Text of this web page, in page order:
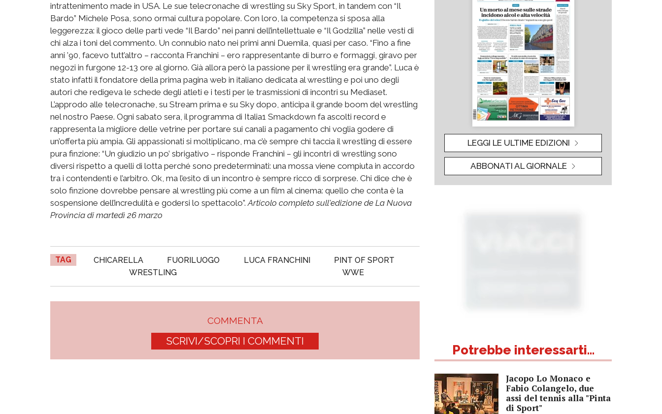
intrattenimento made in USA. Le sue telecronache di wrestling su Sky Sport, in tandem con “Il
Bardo” Michele Posa, sono ormai cultura popolare. Con loro, la competenza si sposa alla
leggerezza: il gioco delle parti vede “Il Bardo” nei panni dell’intellettuale e “Il Godzilla” nelle vesti di
chi alza i toni del commento. Un connubio nato nei primi anni Duemila, quasi per caso. “Fino a fine
anni ’90, facevo tutt’altro – racconta Franchini – ero rappresentante di burro e formaggi, giravo per
negozi in furgone 12-13 ore al giorno. Già allora però la passione per il wrestling era grande”. Luca è
stato infatti il fondatore della prima pagina web in italiano dedicata al wrestling e poi uno degli
autori che redigeva le schede degli atleti e i testi per le trasmissioni di incontri su Mediaset.
L’approdo alle telecronache, su Stream prima e su Sky dopo, anticipa il grande boom del wrestling
nel nostro Paese. Ogni sabato sera, il programma di Italia1 Smackdown fa ascolti record e
rappresenta la migliore delle vetrine per portare sui canali a pagamento chi voglia godere di
un’offerta più ampia. Gli appassionati si moltiplicano, ma c’è sempre chi taccia il wrestling di essere
pura finzione: “Un giudizio un po’ sbrigativo – risponde Franchini – gli incontri di wrestling sono
diversi rispetto a quelli di lotta perché sono predeterminati: una mossa viene compiuta in accordo
tra i contendenti e l’arbitro. Ok, ma l’esito di un incontro è sempre ricco di sorprese. Chi dice che è
solo finzione dovrebbe pensare al wrestling più come a un film al cinema: quello che conta è la
sospensione dell’incredulità e godersi lo spettacolo”. Articolo completo sull'edizione de La Nuova
Provincia di martedì 26 marzo
TAG CHICARELLA FUORILUOGO LUCA FRANCHINI
PINT OF SPORT
WRESTLING
WWE
COMMENTA
SCRIVI/SCOPRI I COMMENTI
LEGGI LE ULTIME EDIZIONI
ABBONATI AL GIORNALE
Potrebbe interessarti...
Jacopo Lo Monaco e
Fabio Colangelo, due
assi del tennis alla "Pinta
di Sport"